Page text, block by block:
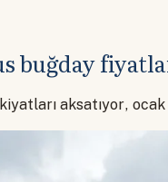
buğday
aksatıyor,